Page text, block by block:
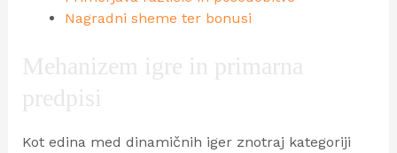
Nagradni sheme ter bonusi
Mehanizem igre in primarna
predpisi
Kot edina med dinamičnih iger znotraj kategoriji